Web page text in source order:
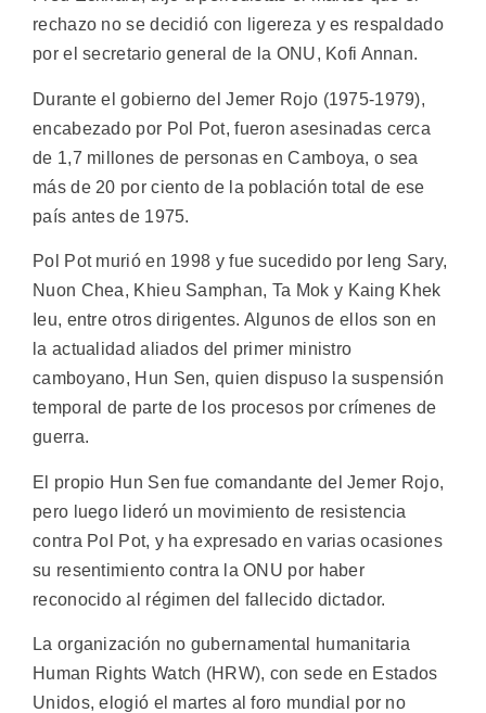
rechazo no se decidió con ligereza y es respaldado
por el secretario general de la ONU, Kofi Annan.
Durante el gobierno del Jemer Rojo (1975-1979),
encabezado por Pol Pot, fueron asesinadas cerca
de 1,7 millones de personas en Camboya, o sea
más de 20 por ciento de la población total de ese
país antes de 1975.
Pol Pot murió en 1998 y fue sucedido por Ieng Sary,
Nuon Chea, Khieu Samphan, Ta Mok y Kaing Khek
Ieu, entre otros dirigentes. Algunos de ellos son en
la actualidad aliados del primer ministro
camboyano, Hun Sen, quien dispuso la suspensión
temporal de parte de los procesos por crímenes de
guerra.
El propio Hun Sen fue comandante del Jemer Rojo,
pero luego lideró un movimiento de resistencia
contra Pol Pot, y ha expresado en varias ocasiones
su resentimiento contra la ONU por haber
reconocido al régimen del fallecido dictador.
La organización no gubernamental humanitaria
Human Rights Watch (HRW), con sede en Estados
Unidos, elogió el martes al foro mundial por no